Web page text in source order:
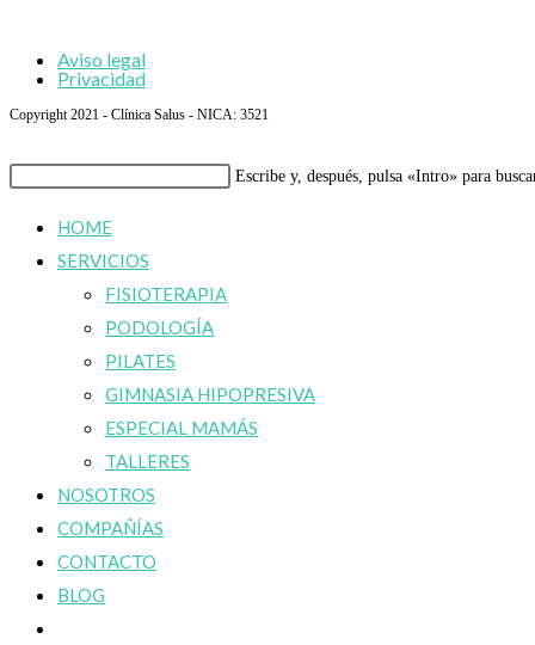
Aviso legal
Privacidad
Copyright 2021 - Clínica Salus - NICA: 3521
Buscar
Escribe y, después, pulsa «Intro» para
HOME
SERVICIOS
FISIOTERAPIA
PODOLOGÍA
PILATES
GIMNASIA HIPOPRESIVA
ESPECIAL MAMÁS
TALLERES
NOSOTROS
COMPAÑÍAS
CONTACTO
BLOG